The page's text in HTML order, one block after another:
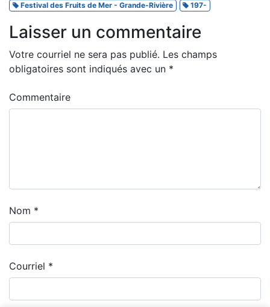
Festival des Fruits de Mer - Grande-Rivière
197-
Laisser un commentaire
Votre courriel ne sera pas publié. Les champs
obligatoires sont indiqués avec un *
Commentaire
Nom *
Courriel *